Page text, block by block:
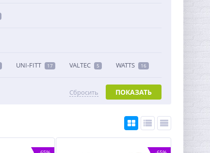
UNI-FITT 17 VALTEC 5 WATTS 16
ПОКАЗАТЬ
Сбросить